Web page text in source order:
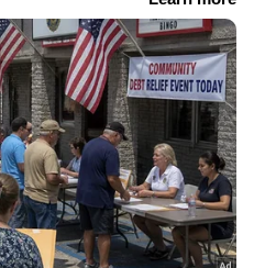
1.2 ലിറ്റർ
അപ്‌ഡേറ്റ് ചെയ്ത